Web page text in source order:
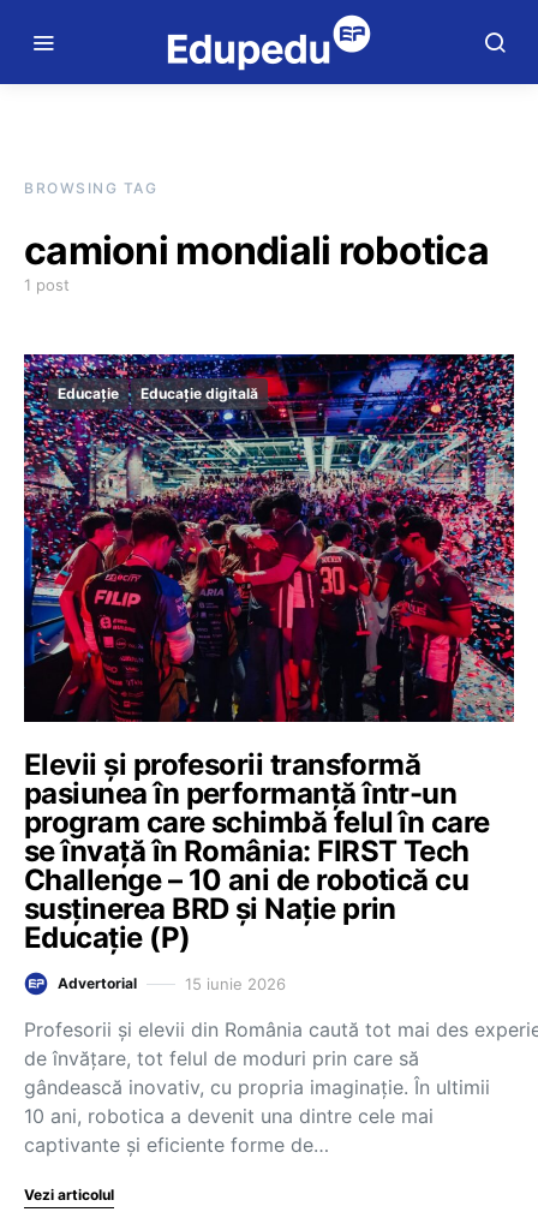
BROWSING TAG
camioni mondiali robotica
1 post
Educație Educație digitală
Elevii și profesorii transformă
pasiunea în performanță într-un
program care schimbă felul în care
se învață în România: FIRST Tech
Challenge – 10 ani de robotică cu
susținerea BRD și Nație prin
Educație (P)
Advertorial 15 iunie 2026
Profesorii și elevii din România caută tot mai des
de învățare, tot felul de moduri prin care să
gândească inovativ, cu propria imaginație. În ultimii
10 ani, robotica a devenit una dintre cele mai
captivante și eficiente forme de…
Vezi articolul